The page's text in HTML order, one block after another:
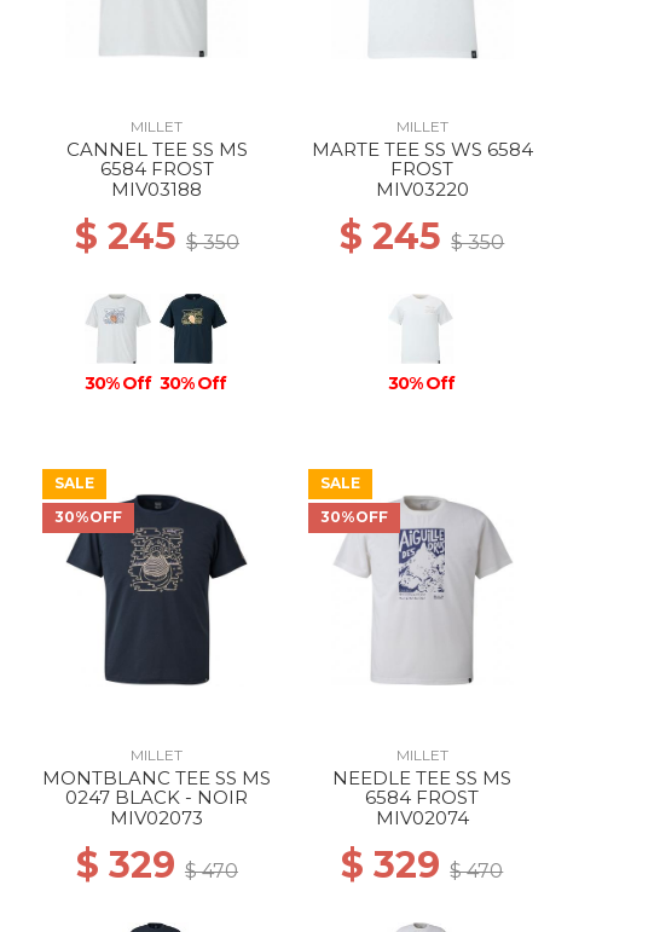
MILLET
CANNEL TEE SS MS
6584 FROST
MIV03188
$ 245 $ 350
30% Off 30% Off
MILLET
MARTE TEE SS WS 6584
FROST
MIV03220
$ 245$ 350
30% Off
SALE
30%OFF
MILLET
MONTBLANC TEE SS MS
0247 BLACK - NOIR
MIV02073
$ 329 $ 470
SALE
30%OFF
MILLET
NEEDLE TEE SS MS
6584 FROST
MIV02074
$ 329$ 470